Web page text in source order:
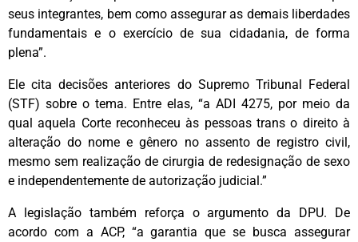
seus integrantes, bem como assegurar as demais liberdades
fundamentais e o exercício de sua cidadania, de forma
plena”.
Ele cita decisões anteriores do Supremo Tribunal Federal
(STF) sobre o tema. Entre elas, “a ADI 4275, por meio da
qual aquela Corte reconheceu às pessoas trans o direito à
alteração do nome e gênero no assento de registro civil,
mesmo sem realização de cirurgia de redesignação de sexo
e independentemente de autorização judicial.”
A legislação também reforça o argumento da DPU. De
acordo com a ACP, “a garantia que se busca assegurar